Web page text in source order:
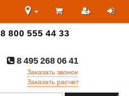
8 800 555 44 33
8 495 268 06 41
Заказать звонок
Заказать расчет